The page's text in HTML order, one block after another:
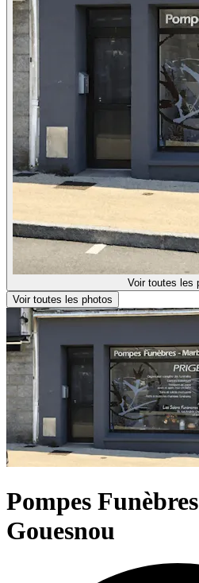
Voir toutes les
Voir toutes les photos
Pompes
Gouesnou